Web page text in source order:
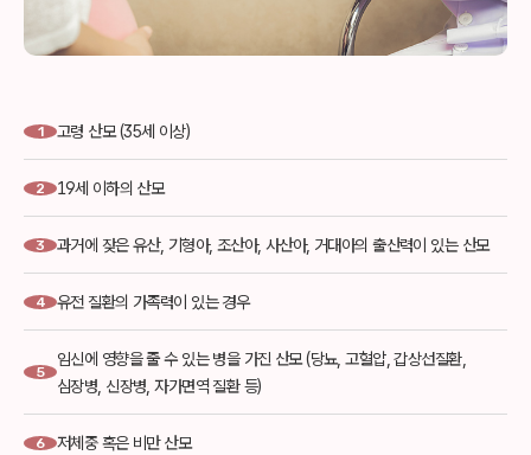
1 고령 산모 (35세 이상)
2 19세 이하의 산모
3 과거에 잦은 유산, 기형아, 조산아, 사산아, 거대아의 출산력이 있는 산모
4 유전 질환의 가족력이 있는 경우
5
임신에 영향을 줄 수 있는 병을 가진 산모 (당뇨, 고혈압, 갑상선질환,
심장병, 신장병, 자가면역 질환 등)
6 저체중 혹은 비만 산모